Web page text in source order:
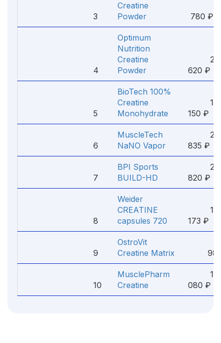
3
Creatine
Powder
780 ₽
4
Optimum
Nutrition
Creatine
Powder
2
620 ₽
5
BioTech 100%
Creatine
Monohydrate
1
150 ₽
6
MuscleTech
NaNO Vapor
2
835 ₽
7
BPI Sports
BUILD-HD
2
820 ₽
8
Weider
CREATINE
capsules 720
1
173 ₽
9
OstroVit
Creatine Matrix
980
10
MusclePharm
Creatine
1
080 ₽